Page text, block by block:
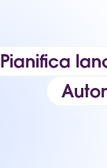
Pianifica